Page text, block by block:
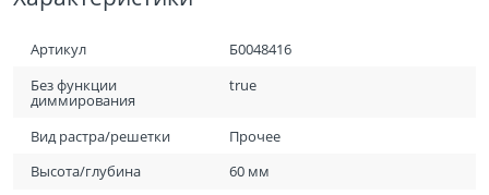
Артикул
Б0048416
Без функции
диммирования
true
Вид растра/решетки
Прочее
Высота/глубина
60 мм